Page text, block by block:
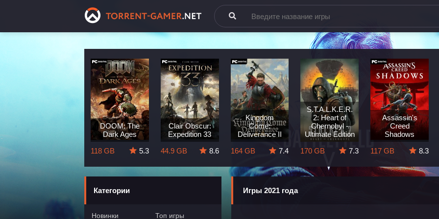
DOOM: The
Dark Ages
118 GB
5.3
Clair Obscur:
Expedition 33
44.9 GB
8.6
Kingdom
Come:
Deliverance II
164 GB
7.4
S.T.A.L.K.E.R.
2: Heart of
Chernobyl -
Ultimate Edition
170 GB
7.3
Assassin's
Creed
Shadows
117 GB
8.3
Категории
Новинки
Топ игры
Игры 2021 года